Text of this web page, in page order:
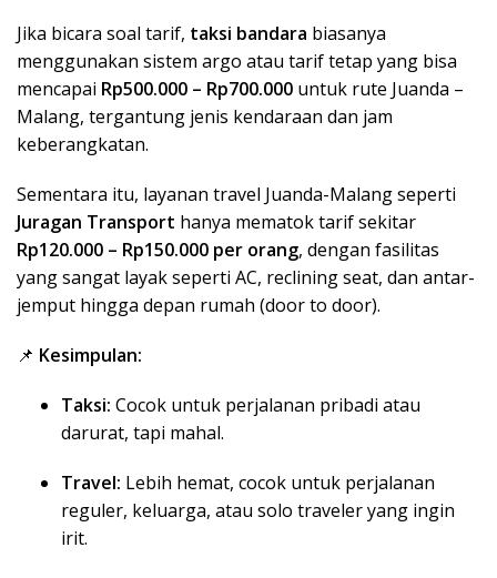
Jika bicara soal tarif, taksi bandara biasanya
menggunakan sistem argo atau tarif tetap yang bisa
mencapai Rp500.000 – Rp700.000 untuk rute Juanda –
Malang, tergantung jenis kendaraan dan jam
keberangkatan.
Sementara itu, layanan travel Juanda-Malang seperti
Juragan Transport hanya mematok tarif sekitar
Rp120.000 – Rp150.000 per orang, dengan fasilitas
yang sangat layak seperti AC, reclining seat, dan antar-
jemput hingga depan rumah (door to door).
📌 Kesimpulan:
Taksi: Cocok untuk perjalanan pribadi atau
darurat, tapi mahal.
Travel: Lebih hemat, cocok untuk perjalanan
reguler, keluarga, atau solo traveler yang ingin
irit.